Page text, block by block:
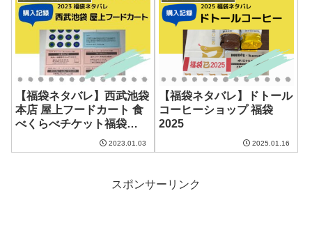
【福袋ネタバレ】西武池袋
本店 屋上フードカート 食
べくらべチケット福袋
2023.01.03
【福袋ネタバレ】ドトール
コーヒーショップ 福袋
2025
2025.01.16
スポンサーリンク